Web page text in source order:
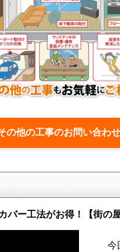
の他の工事のお問い合
バー工法がお得！【街の
今